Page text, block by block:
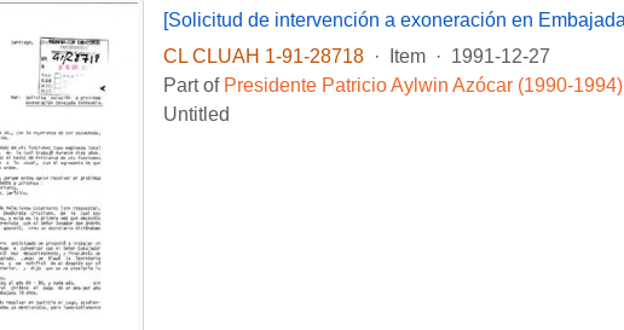
CL CLUAH 1-91-28718
· Item · 1991-12-27
Part of Presidente Patricio Aylwin Azócar (1990-1994)
Untitled